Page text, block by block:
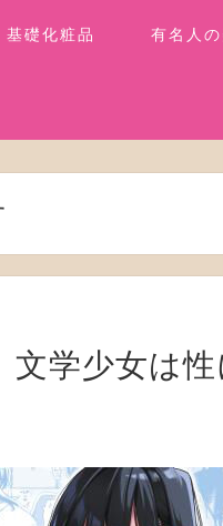
基礎化粧品 有名人
文学少女は